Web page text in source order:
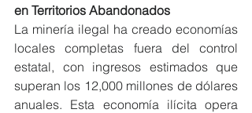
en Territorios Abandonados
La minería ilegal ha creado economías
locales completas fuera del control
estatal, con ingresos estimados que
superan los 12,000 millones de dólares
anuales. Esta economía ilícita opera